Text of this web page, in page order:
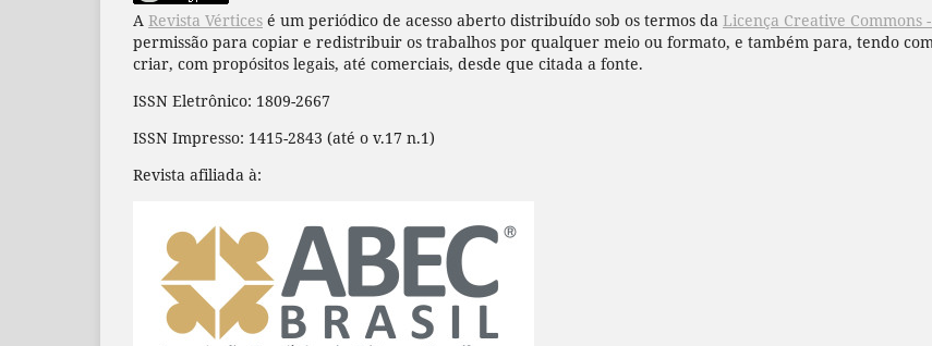
A Revista Vértices é um periódico de acesso aberto distribuído sob os termos da Licença Creative
permissão para copiar e redistribuir os trabalhos por qualquer meio ou formato, e também para, tendo
criar, com propósitos legais, até comerciais, desde que citada a fonte.
ISSN Eletrônico: 1809-2667
ISSN Impresso: 1415-2843 (até o v.17 n.1)
Revista afiliada à: